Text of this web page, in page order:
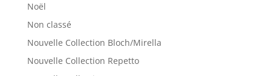
Noël
Non classé
Nouvelle Collection Bloch/Mirella
Nouvelle Collection Repetto